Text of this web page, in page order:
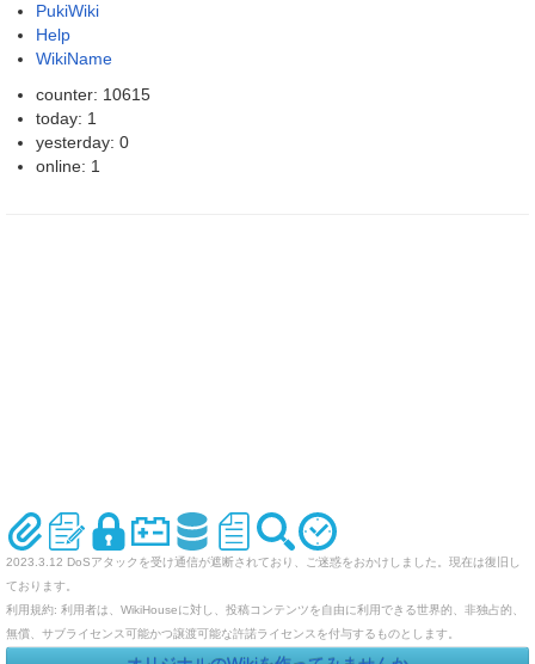
PukiWiki
Help
WikiName
counter: 10615
today: 1
yesterday: 0
online: 1
2023.3.12 DoSアタックを受け通信が遮断されており、ご迷惑をおかけしました。現在は復旧し
ております。
利用規約: 利用者は、WikiHouseに対し、投稿コンテンツを自由に利用できる世界的、非独占的、
無償、サブライセンス可能かつ譲渡可能な許諾ライセンスを付与するものとします。